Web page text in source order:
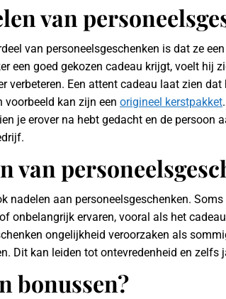
van
van personeelsgeschenken is dat ze
een goed gekozen cadeau krijgt, voelt hij
verbeteren. Een attent cadeau laat zien
voorbeeld kan zijn een origineel kerstpakket
je erover na hebt gedacht en de persoon
van
nadelen aan personeelsgeschenken.
onbelangrijk ervaren, vooral als het
ongelijkheid veroorzaken als
Dit kan leiden tot ontevredenheid en zelfs
bonussen?